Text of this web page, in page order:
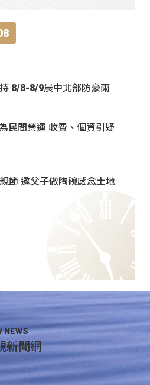
8/8-8/9晨中北部防豪雨
民間營運 收費、個資引疑
節 邀父子做陶碗感念土地
NEWS
新聞網